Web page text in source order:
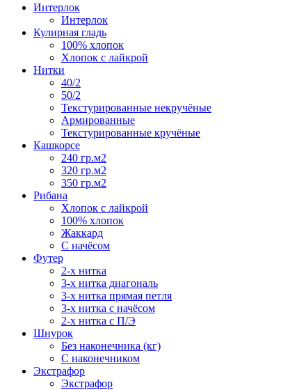
Интерлок
Интерлок
Кулирная гладь
100% хлопок
Хлопок с лайкрой
Нитки
40/2
50/2
Текстурированные некручёные
Армированные
Текстурированные кручёные
Кашкорсе
240 гр.м2
320 гр.м2
350 гр.м2
Рибана
Хлопок с лайкрой
100% хлопок
Жаккард
С начёсом
Футер
2-х нитка
3-х нитка диагональ
3-х нитка прямая петля
3-х нитка с начёсом
2-х нитка с П/Э
Шнурок
Без наконечника (кг)
С наконечником
Экстрафор
Экстрафор